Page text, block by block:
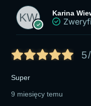
Karina
Super
9 miesięcy temu